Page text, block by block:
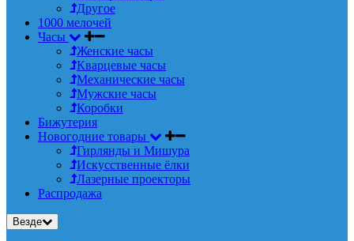
Другое
1000 мелочей
Часы
Женские часы
Кварцевые часы
Механические часы
Мужские часы
Коробки
Бижутерия
Новогодние товары
Гирлянды и Мишура
Искусственные ёлки
Лазерные проекторы
Распродажа
Везде